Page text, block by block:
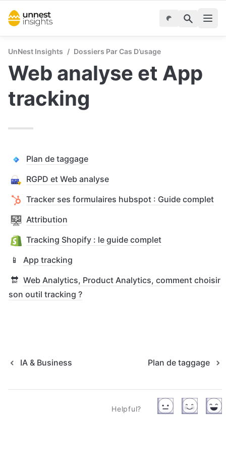
UnNest Insights / Dossiers Par Cas D’usage
Web analyse et App
tracking
Plan de taggage
RGPD et Web analyse
Tracker ses formulaires hubspot : Guide complet
Attribution
Tracking Shopify : le guide complet
📱
App tracking
🔛 Web Analytics, Product Analytics, comment choisir
son outil tracking ?
IA & Business Plan de taggage
Helpful?